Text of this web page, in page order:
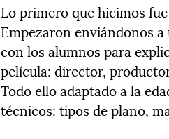
Lo primero que hicimos
Empezaron enviándonos
con los alumnos para
película: director,
Todo ello adaptado a la
técnicos: tipos de plano,